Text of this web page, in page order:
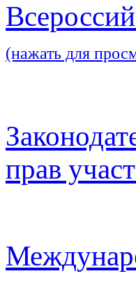
(нажать для
прав